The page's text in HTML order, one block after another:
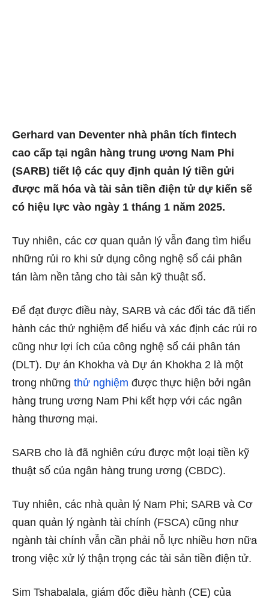
Gerhard van Deventer nhà phân tích fintech
cao cấp tại ngân hàng trung ương Nam Phi
(SARB) tiết lộ các quy định quản lý tiền gửi
được mã hóa và tài sản tiền điện tử dự kiến sẽ
có hiệu lực vào ngày 1 tháng 1 năm 2025.
Tuy nhiên, các cơ quan quản lý vẫn đang tìm hiểu
những rủi ro khi sử dụng công nghệ sổ cái phân
tán làm nền tảng cho tài sản kỹ thuật số.
Để đạt được điều này, SARB và các đối tác đã tiến
hành các thử nghiệm để hiểu và xác định các rủi ro
cũng như lợi ích của công nghệ sổ cái phân tán
(DLT). Dự án Khokha và Dự án Khokha 2 là một
trong những thử nghiệm được thực hiện bởi ngân
hàng trung ương Nam Phi kết hợp với các ngân
hàng thương mại.
SARB cho là đã nghiên cứu được một loại tiền kỹ
thuật số của ngân hàng trung ương (CBDC).
Tuy nhiên, các nhà quản lý Nam Phi; SARB và Cơ
quan quản lý ngành tài chính (FSCA) cũng như
ngành tài chính vẫn cần phải nỗ lực nhiều hơn nữa
trong việc xử lý thận trọng các tài sản tiền điện tử.
Sim Tshabalala, giám đốc điều hành (CE) của